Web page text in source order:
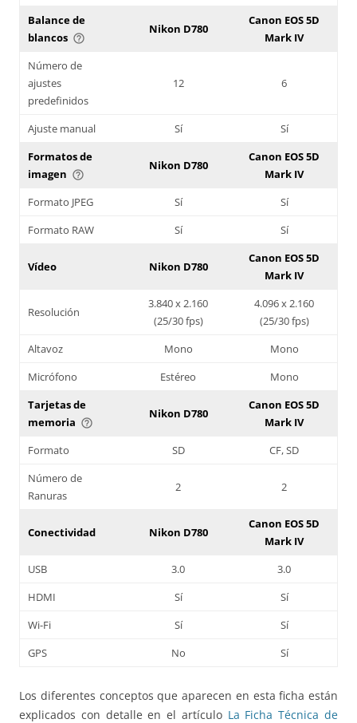
Balance de
blancos help_outline
Nikon D780
Canon EOS 5D
Mark IV
Número de
ajustes
predefinidos
12 6
Ajuste manual Sí
Sí
Formatos de
imagen help_outline
Nikon D780
Canon EOS 5D
Mark IV
Formato JPEG
Sí
Sí
Formato RAW
Sí Sí
Vídeo Nikon D780
Canon EOS 5D
Mark IV
Resolución
3.840 x 2.160
(25/30 fps)
4.096 x 2.160
(25/30 fps)
Altavoz
Mono
Mono
Micrófono
Estéreo
Mono
Tarjetas de
memoria help_outline
Nikon D780
Canon EOS 5D
Mark IV
Formato
SD
CF, SD
Número de
Ranuras
2 2
Conectividad Nikon D780
Canon EOS 5D
Mark IV
USB
3.0
3.0
HDMI
Sí
Sí
Wi-Fi
Sí
Sí
GPS
No Sí
Los diferentes conceptos que aparecen en esta ficha están
explicados con detalle en el artículo La Ficha Técnica de